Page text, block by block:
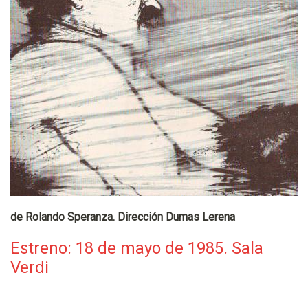
de Rolando Speranza. Dirección Dumas Lerena
Estreno: 18 de mayo de 1985. Sala
Verdi